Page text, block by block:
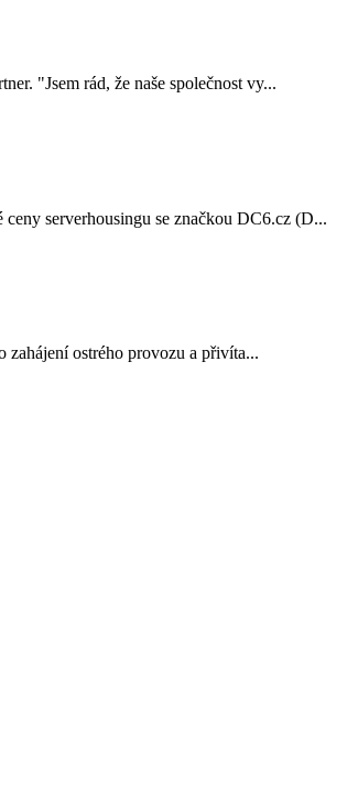
"Jsem rád, že naše společnost vy...
serverhousingu se značkou DC6.cz (D...
ostrého provozu a přivíta...